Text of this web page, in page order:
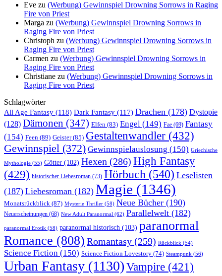
Eve zu (Werbung) Gewinnspiel Drowning Sorrows in Raging
Fire von Priest
Marga zu (Werbung) Gewinnspiel Drowning Sorrows in
Raging Fire von Priest
Christoph zu (Werbung) Gewinnspiel Drowning Sorrows in
Raging Fire von Priest
Carmen zu (Werbung) Gewinnspiel Drowning Sorrows in
Raging Fire von Priest
Christiane zu (Werbung) Gewinnspiel Drowning Sorrows in
Raging Fire von Priest
Schlagwörter
All Age Fantasy (118) Dark Fantasy (117) Drachen (178) Dystopie
(128) Dämonen (347) Elfen (83) Engel (149) Fae (69) Fantasy
(154) Feen (89) Geister(85) Gestaltenwandler (432)
Gewinnspiel (372) Gewinnspielauslosung (150) Griechische
Mythologie (55) Götter (102) Hexen (286) High Fantasy
(429) historischer Liebesroman (73) Hörbuch (540) Leselisten
(187) Liebesroman (182) Magie (1346)
Monatsrückblick (87) Mysterie Thriller (58) Neue Bücher (190)
Neuerscheinungen (68) New Adult Paranormal (62) Parallelwelt (182)
paranormal Erotik (58) paranormal historisch (103) paranormal
Romance (808) Romantasy (259) Rückblick (54)
Science Fiction (150) Science Fiction Lovestory (74) Steampunk (56)
Urban Fantasy (1130) Vampire (421)